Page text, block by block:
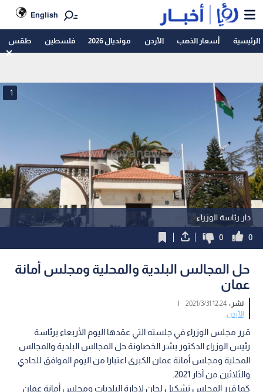
English
الرئيسية أسعار الذهب الأردن مونديال 2026 فلسطين طقس
دار رئاسة الوزراء
1
0
0
حل المجالس البلدية والمحلية ومجلس أمانة
عمان
نشر :12:24 2021/3/31
|
الأردن
قرر مجلس الوزراء في جلسته التي عقدها اليوم الأربعاء برئاسة
رئيس الوزراء الدكتور بشر الخصاونة حل المجالس البلدية والمجالس
المحلية ومجلس أمانة عمان الكبرى اعتبارا من اليوم الموافق للحادي
والثلاثين من آذار 2021.
كما قرر المجلس تشكيل لجان لإدارة البلديات ومجلس أمانة عمان